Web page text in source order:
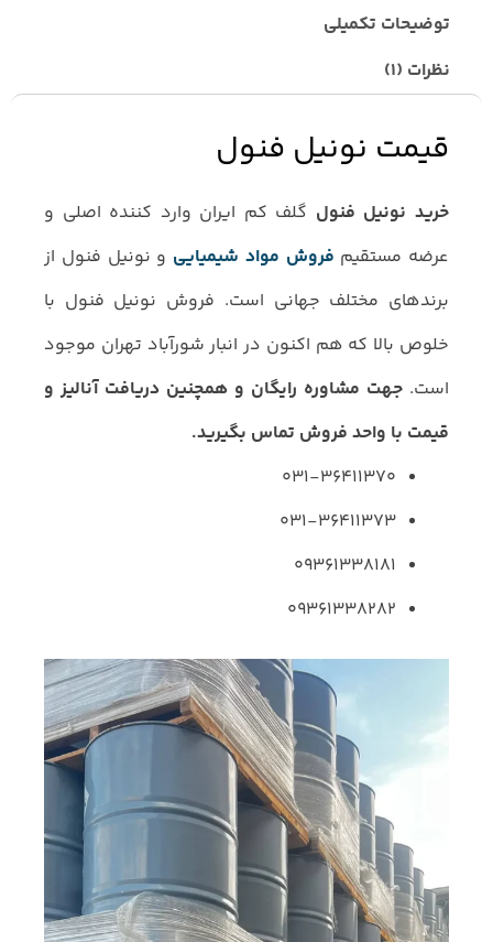
توضیحات تکمیلی
نظرات (1)
قیمت نونیل فنول
خرید نونیل فنول گلف کم ایران وارد کننده اصلی و
عرضه مستقیم فروش مواد شیمیایی و نونیل فنول از
برندهای مختلف جهانی است. فروش نونیل فنول با
خلوص بالا که هم اکنون در انبار شورآباد تهران موجود
است. جهت مشاوره رایگان و همچنین دریافت آنالیز و
قیمت با واحد فروش تماس بگیرید.
۰۳۱-۳۶۴۱۱۳۷۰
۰۳۱-۳۶۴۱۱۳۷۳
۰۹۳۶۱۳۳۸۱۸۱
۰۹۳۶۱۳۳۸۲۸۲